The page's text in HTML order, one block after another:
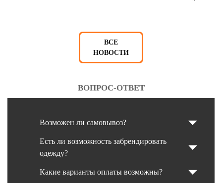
ВСЕ
НОВОСТИ
ВОПРОС-ОТВЕТ
Возможен ли самовывоз?
Есть ли возможность забрендировать
одежду?
Какие варианты оплаты возможны?